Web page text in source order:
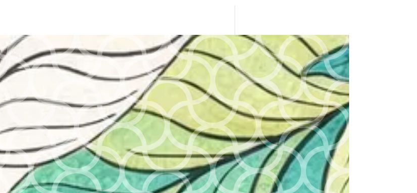
of The World – Kit de 24 Feutres de Couleurs
CRAYOLA Skin Colours of
The World – Kit de 24
Feutres de Couleurs
€
Le kitCrayola Colours of The Worldcontient 24 feutres
aux couleurs variées, représentant les teintes de peau
du monde entier. Idéal pour des dessins inclusifs, il est
conçu pour stimuler la créativité et enseigner la
diversité. Lavables et adaptés aux enfants dès3 ans.
Certains liens présents sur cette page sont des liens affiliés : je peux percevoir